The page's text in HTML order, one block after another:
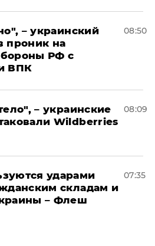
– украинский
проник на
РФ с
ВПК
08:50
– украинские
Wildberries
08:09
ударами
складам и
– Флеш
07:35